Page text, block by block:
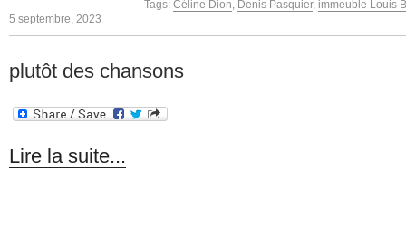
Tags: Céline Dion Denis Pasquier, immeuble Louis
5 septembre, 2023
plutôt des chansons
Lire la suite...